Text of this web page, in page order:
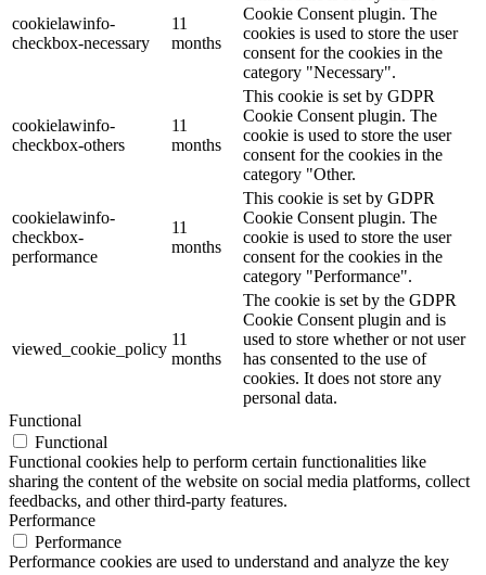
cookielawinfo-
checkbox-necessary
11
months
Cookie Consent plugin. The
cookies is used to store the user
consent for the cookies in the
category "Necessary".
cookielawinfo-
checkbox-others
11
months
This cookie is set by GDPR
Cookie Consent plugin. The
cookie is used to store the user
consent for the cookies in the
category "Other.
cookielawinfo-
checkbox-
performance
11
months
This cookie is set by GDPR
Cookie Consent plugin. The
cookie is used to store the user
consent for the cookies in the
category "Performance".
viewed_cookie_policy
11
months
The cookie is set by the GDPR
Cookie Consent plugin and is
used to store whether or not user
has consented to the use of
cookies. It does not store any
personal data.
Functional
Functional
Functional cookies help to perform certain functionalities like
sharing the content of the website on social media platforms, collect
feedbacks, and other third-party features.
Performance
Performance
Performance cookies are used to understand and analyze the key